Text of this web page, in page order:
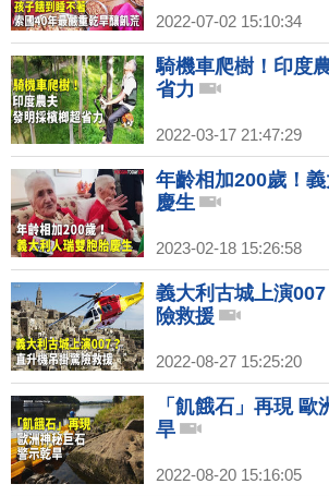
2022-07-02 15:10:34
騎機車爬樹！印度
省力
2022-03-17 21:47:29
年齡相加200歲！
慶生
2023-02-18 15:26:58
義大利古城上演
險救援
2022-08-27 15:25:20
「飢餓石」再現
旱
2022-08-20 15:16:05